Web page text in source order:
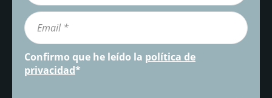
Confirmo que he leído la política de
privacidad*